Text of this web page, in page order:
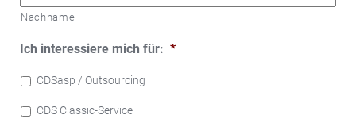
Nachname
Ich interessiere mich für: *
CDSasp / Outsourcing
CDS Classic-Service